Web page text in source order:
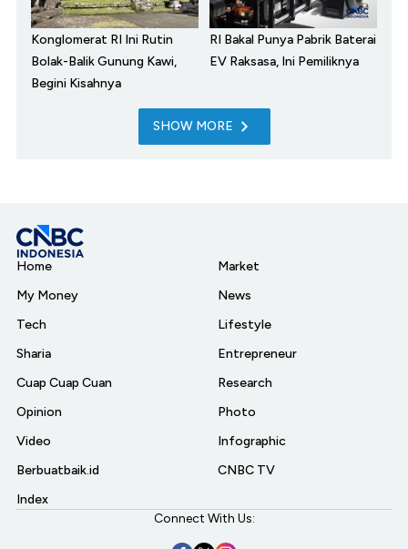
Konglomerat RI Ini Rutin
Bolak-Balik Gunung Kawi,
Begini Kisahnya
RI Bakal Punya Pabrik Baterai
EV Raksasa, Ini Pemiliknya
SHOW MORE
Home
My Money
Tech
Sharia
Cuap Cuap Cuan
Opinion
Video
Berbuatbaik.id
Index
Market
News
Lifestyle
Entrepreneur
Research
Photo
Infographic
CNBC TV
Connect With Us: